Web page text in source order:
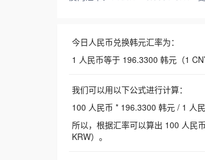
今日人民币兑换韩元汇率为：
1 人民币等于 196.3300 韩元（1
我们可以用以下公式进行计算：
100 人民币 * 196.3300 韩元 / 1 人
所以，根据汇率可以算出 100 人民
KRW）。